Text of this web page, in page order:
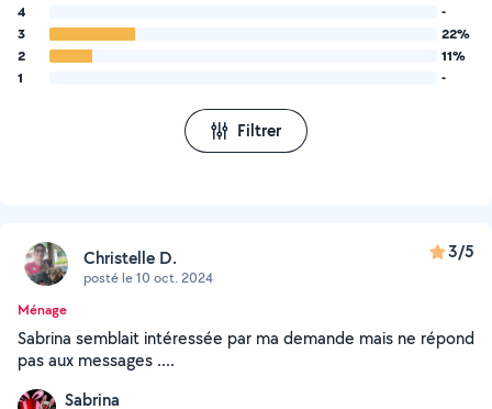
4
-
3
22%
2
11%
1
-
Filtrer
Christelle D.
posté le 10 oct. 2024
3/5
Ménage
Sabrina semblait intéressée par ma demande mais ne répond
pas aux messages ....
Sabrina